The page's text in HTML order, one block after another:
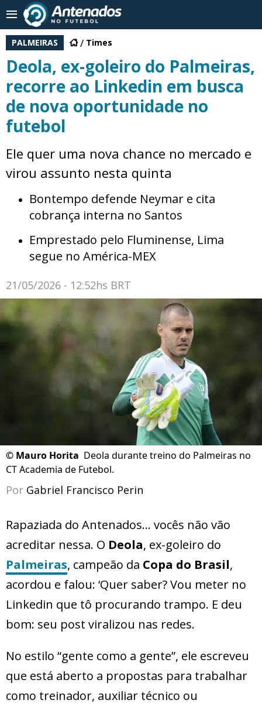
PALMEIRAS Times
Deola, ex-goleiro do Palmeiras,
recorre ao Linkedin em busca
de nova oportunidade no
futebol
Ele quer uma nova chance no mercado e
virou assunto nesta quinta
Bontempo defende Neymar e cita
cobrança interna no Santos
Emprestado pelo Fluminense, Lima
segue no América-MEX
21/05/2026 - 12:52hs BRT
© Mauro Horita Deola durante treino do Palmeiras no
CT Academia de Futebol.
Por Gabriel Francisco Perin
Rapaziada do Antenados… vocês não vão
acreditar nessa. O Deola, ex-goleiro do
Palmeiras, campeão da Copa do Brasil,
acordou e falou: ‘Quer saber? Vou meter no
Linkedin que tô procurando trampo. E deu
bom: seu post viralizou nas redes.
No estilo “gente como a gente”, ele escreveu
que está aberto a propostas para trabalhar
como treinador, auxiliar técnico ou